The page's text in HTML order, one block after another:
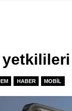
HABER MOBIL